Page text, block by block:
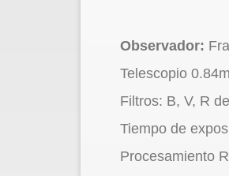
Observador:
Telescopio
Filtros: B, V, R
Tiempo de
Procesamiento